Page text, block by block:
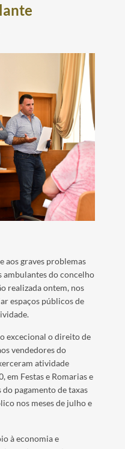
aos graves problemas
ambulantes do concelho
realizada ontem, nos
espaços públicos de
excecional o direito de
vendedores do
atividade
em Festas e Romarias e
pagamento de taxas
nos meses de julho e
à economia e